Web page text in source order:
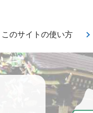
このサイトの使い方